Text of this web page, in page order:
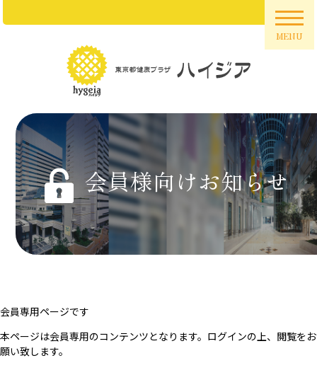
MENU
会員様向けお知らせ
会員専用ページです
本ページは会員専用のコンテンツとなります。ログインの上、閲覧をお
願い致します。